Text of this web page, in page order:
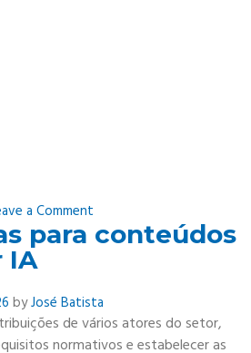
a Comment
Visita
de
CCP
Grupo
para conteúdos
IA
byJosé Batista
de vários atores do setor,
normativos e estabelecer as